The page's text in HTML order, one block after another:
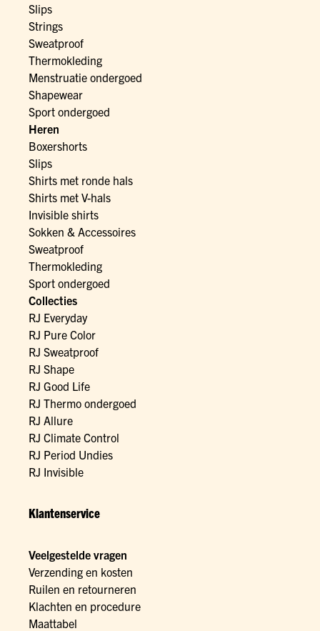
Slips
Strings
Sweatproof
Thermokleding
Menstruatie ondergoed
Shapewear
Sport ondergoed
Heren
Boxershorts
Slips
Shirts met ronde hals
Shirts met V-hals
Invisible shirts
Sokken & Accessoires
Sweatproof
Thermokleding
Sport ondergoed
Collecties
RJ Everyday
RJ Pure Color
RJ Sweatproof
RJ Shape
RJ Good Life
RJ Thermo ondergoed
RJ Allure
RJ Climate Control
RJ Period Undies
RJ Invisible
Klantenservice
Veelgestelde vragen
Verzending en kosten
Ruilen en retourneren
Klachten en procedure
Maattabel